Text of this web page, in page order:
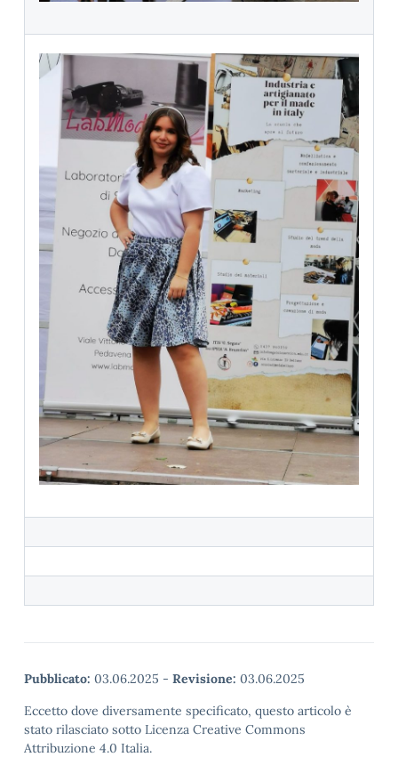
Pubblicato: 03.06.2025 - Revisione: 03.06.2025
Eccetto dove diversamente specificato, questo articolo è
stato rilasciato sotto Licenza Creative Commons
Attribuzione 4.0 Italia.